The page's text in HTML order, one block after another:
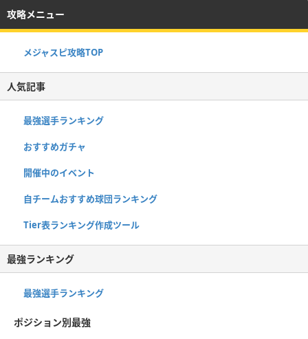
攻略メニュー
メジャスピ攻略TOP
人気記事
最強選手ランキング
おすすめガチャ
開催中のイベント
自チームおすすめ球団ランキング
Tier表ランキング作成ツール
最強ランキング
最強選手ランキング
ポジション別最強